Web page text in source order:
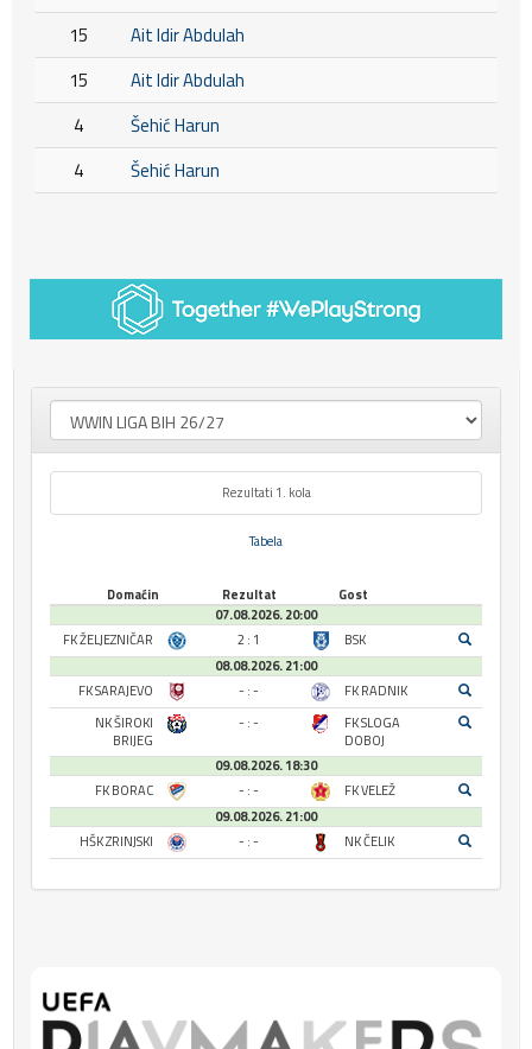
15
Ait Idir Abdulah
15
Ait Idir Abdulah
4
Šehić Harun
4
Šehić Harun
Rezultati 1. kola
Tabela
Domaćin Rezultat
Gost
07.08.2026. 20:00
FK ŽELJEZNIČAR
2 : 1
BSK
08.08.2026. 21:00
FK SARAJEVO
- : -
FK RADNIK
NK ŠIROKI
BRIJEG
- : -
FK SLOGA
DOBOJ
09.08.2026. 18:30
FK BORAC
- : -
FK VELEŽ
09.08.2026. 21:00
HŠK ZRINJSKI
- : - NK ČELIK